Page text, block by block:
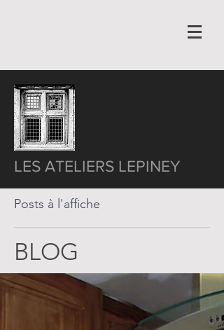
LES ATELIERS LEPINEY
Posts à l'affiche
BLOG